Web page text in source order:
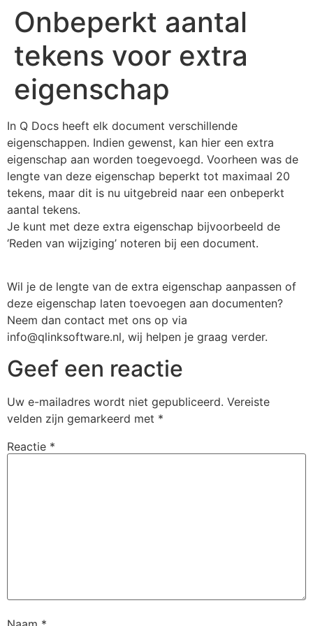
Onbeperkt aantal
tekens voor extra
eigenschap
In Q Docs heeft elk document verschillende
eigenschappen. Indien gewenst, kan hier een extra
eigenschap aan worden toegevoegd. Voorheen was de
lengte van deze eigenschap beperkt tot maximaal 20
tekens, maar dit is nu uitgebreid naar een onbeperkt
aantal tekens.
Je kunt met deze extra eigenschap bijvoorbeeld de
‘Reden van wijziging’ noteren bij een document.
Wil je de lengte van de extra eigenschap aanpassen of
deze eigenschap laten toevoegen aan documenten?
Neem dan contact met ons op via
info@qlinksoftware.nl, wij helpen je graag verder.
Geef een reactie
Uw e-mailadres wordt niet gepubliceerd. Vereiste
velden zijn gemarkeerd met *
Reactie *